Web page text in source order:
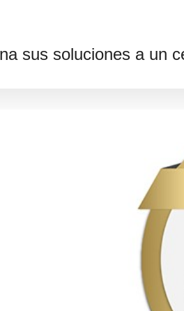
sus soluciones a un